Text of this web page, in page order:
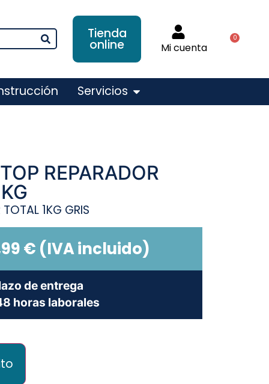
Tienda
online Mi cuenta
0
Servicios
REPARADOR
1KG GRIS
€ (IVA incluido)
de entrega
horas laborales